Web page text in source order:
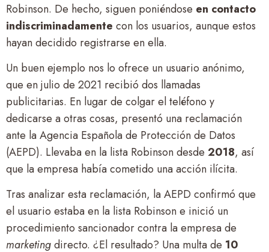
Robinson. De hecho, siguen poniéndose en contacto
indiscriminadamente con los usuarios, aunque estos
hayan decidido registrarse en ella.
Un buen ejemplo nos lo ofrece un usuario anónimo,
que en julio de 2021 recibió dos llamadas
publicitarias. En lugar de colgar el teléfono y
dedicarse a otras cosas, presentó una reclamación
ante la Agencia Española de Protección de Datos
(AEPD). Llevaba en la lista Robinson desde 2018, así
que la empresa había cometido una acción ilícita.
Tras analizar esta reclamación, la AEPD confirmó que
el usuario estaba en la lista Robinson e inició un
procedimiento sancionador contra la empresa de
marketingdirecto. ¿El resultado? Una multa de 10